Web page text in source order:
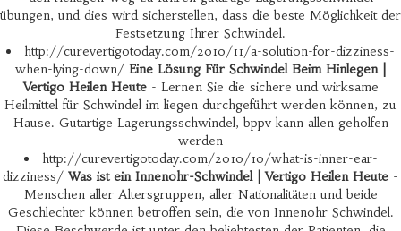
übungen, und dies wird sicherstellen, dass die beste Möglichkeit der
Festsetzung Ihrer Schwindel.
http://curevertigotoday.com/2010/11/a-solution-for-dizziness-
when-lying-down/ Eine Lösung Für Schwindel Beim Hinlegen |
Vertigo Heilen Heute- Lernen Sie die sichere und wirksame
Heilmittel für Schwindel im liegen durchgeführt werden können, zu
Hause. Gutartige Lagerungsschwindel, bppv kann allen geholfen
werden
http://curevertigotoday.com/2010/10/what-is-inner-ear-
dizziness/ Was ist ein Innenohr-Schwindel | Vertigo Heilen Heute -
Menschen aller Altersgruppen, aller Nationalitäten und beide
Geschlechter können betroffen sein, die von Innenohr Schwindel.